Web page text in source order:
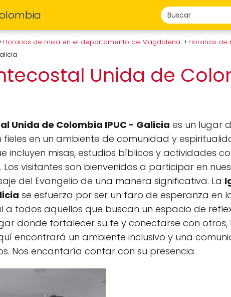
Horarios de misa en el departamento de Magdalena Horarios de
Unida de
Unida de Colombia IPUC - Galicia es un lugar
en un ambiente de comunidad y
incluyen misas, estudios bíblicos y actividades
visitantes son bienvenidos a participar en
del Evangelio de una manera significativa. La
se esfuerza por ser un faro de esperanza
a todos aquellos que buscan un espacio de
donde fortalecer su fe y conectarse con otros,
encontrará un ambiente inclusivo y una
Nos encantaría contar con su presencia.